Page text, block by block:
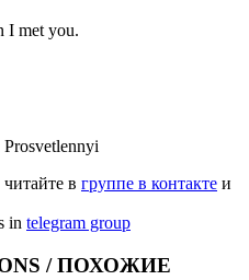
I met you.
в группе в контакте и
in telegram group
/ ПОХОЖИЕ